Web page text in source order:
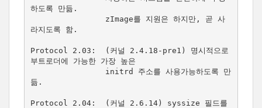
하도록 만듦.
라지도록 함.
Protocol 2.03:  (커널 2.4.18-pre1) 명시적으로
부트로더에 가능한 가장 높은
듦.
Protocol 2.04:  (커널 2.6.14) syssize 필드를